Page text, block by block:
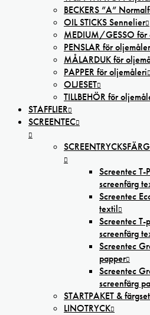
BECKERS ”A”
OIL STICKS Sennelier
MEDIUM/GESSO för
PENSLAR för
MÅLARDUK för
PAPPER för oljemåleri
OLJESET
TILLBEHÖR för
STAFFLIER
SCREENTEC
Screentec T-
screenfärg
Screentec
textil
Screentec
screenfärg
Screentec
papper
Screentec
screenfärg
STARTPAKET & färgset
LINOTRYCK